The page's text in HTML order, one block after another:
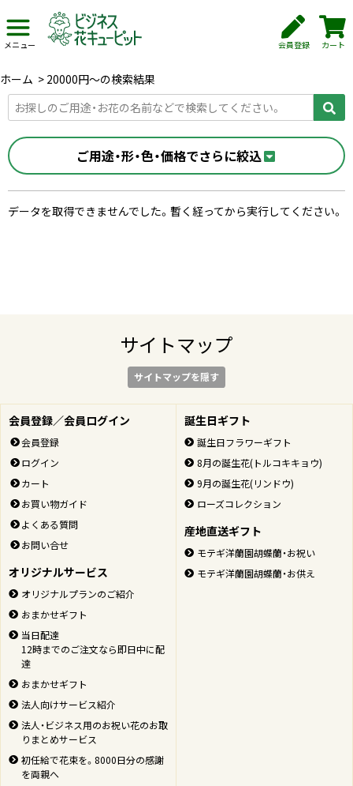
メニュー 会員登録 カート
ホーム > 20000円〜の検索結果
ご用途・形・色・価格でさらに絞込
データを取得できませんでした。暫く経ってから実行してください。
サイトマップ
サイトマップを隠す
会員登録／会員ログイン
会員登録
ログイン
カート
お買い物ガイド
よくある質問
お問い合せ
オリジナルサービス
オリジナルプランのご紹介
おまかせギフト
当日配達
12時までのご注文なら即日中に配
達
おまかせギフト
法人向けサービス紹介
法人・ビジネス用のお祝い花のお取
りまとめサービス
初任給で花束を。8000日分の感謝
を両親へ
誕生日ギフト
誕生日フラワーギフト
8月の誕生花(トルコキキョウ)
9月の誕生花(リンドウ)
ローズコレクション
産地直送ギフト
モテギ洋蘭園胡蝶蘭・お祝い
モテギ洋蘭園胡蝶蘭・お供え